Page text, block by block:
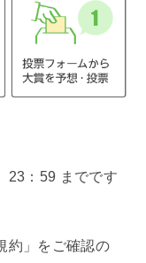
23：59 までです
約」をご確認の